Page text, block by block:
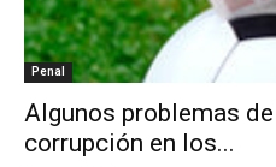
Penal
Algunos problemas
corrupción en los...